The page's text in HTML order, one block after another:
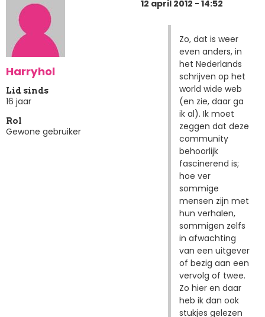
Harryhol
Lid sinds
16 jaar
Rol
Gewone gebruiker
12 april 2012 - 14:52
Zo, dat is weer
even anders, in
het Nederlands
schrijven op het
world wide web
(en zie, daar ga
ik al). Ik moet
zeggen dat deze
community
behoorlijk
fascinerend is;
hoe ver
sommige
mensen zijn met
hun verhalen,
sommigen zelfs
in afwachting
van een uitgever
of bezig aan een
vervolg of twee.
Zo hier en daar
heb ik dan ook
stukjes gelezen